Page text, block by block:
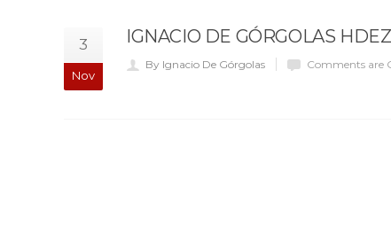
3
Nov
IGNACIO DE GÓRGOLAS
By Ignacio De Górgolas Comments are